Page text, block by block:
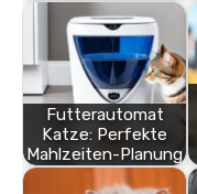
Futterautomat
Katze: Perfekte
Mahlzeiten-Planung